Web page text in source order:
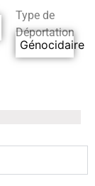
Type de
Déportation
Génocidaire